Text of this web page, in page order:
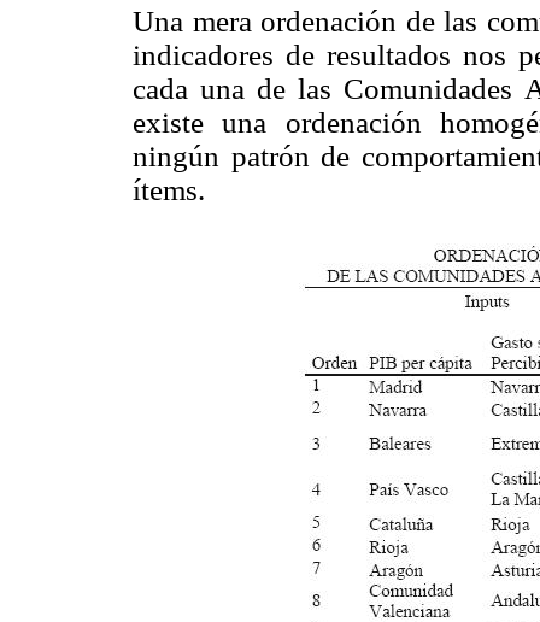
Una mera ordenación de las
indicadores de resultados nos
cada una de las Comunidades
existe una ordenación
ningún patrón de
ítems.